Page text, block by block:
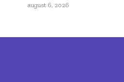
august 6, 2026